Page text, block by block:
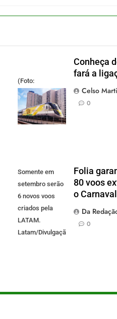
(Foto:
divulgação)
Conheça
fará a
Celso
0
Somente em
setembro serão
6 novos voos
criados pela
LATAM.
Latam/Divulgação)
Folia
80 voos
o Carnaval
Da
0